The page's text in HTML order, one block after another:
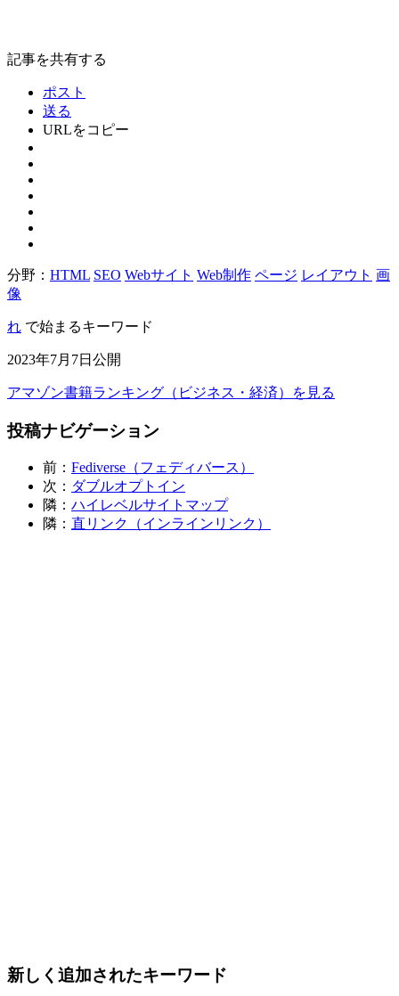
記事を共有する
ポスト
送る
URLをコピー
分野： HTML SEO Webサイト Web制作 ページ レイアウト 画
像
れ で始まるキーワード
2023年7月7日公開
アマゾン書籍ランキング（ビジネス・経済）を見る
投稿ナビゲーション
前： Fediverse（フェディバース）
次： ダブルオプトイン
隣： ハイレベルサイトマップ
隣： 直リンク（インラインリンク）
新しく追加されたキーワード